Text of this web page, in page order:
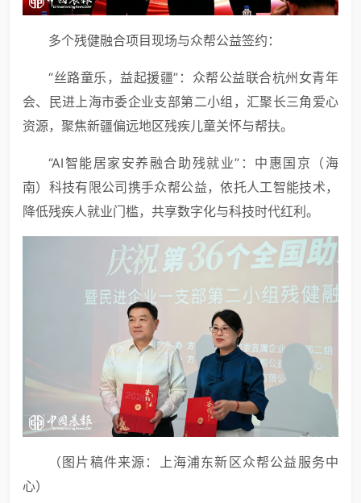
多个残健融合项目现场与众帮公益签约：
“丝路童乐，益起援疆”：众帮公益联合杭州女青年
会、民进上海市委企业支部第二小组，汇聚长三角爱心
资源，聚焦新疆偏远地区残疾儿童关怀与帮扶。
“AI智能居家安养融合助残就业”：中惠国京（海
南）科技有限公司携手众帮公益，依托人工智能技术，
降低残疾人就业门槛，共享数字化与科技时代红利。
（图片稿件来源：上海浦东新区众帮公益服务中
心）